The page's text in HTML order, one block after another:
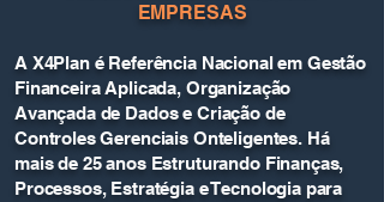
EMPRESAS
A X4Plan é Referência Nacional em Gestão
Financeira Aplicada, Organização
Avançada de Dados e Criação de
Controles Gerenciais Onteligentes. Há
mais de 25 anos Estruturando Finanças,
Processos, Estratégia e Tecnologia para